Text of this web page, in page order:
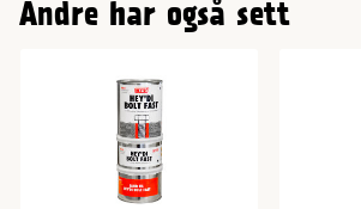
Andre har også sett